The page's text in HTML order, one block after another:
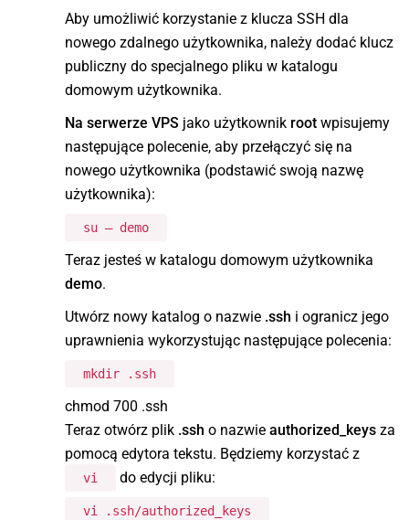
Aby umożliwić korzystanie z klucza SSH dla
nowego zdalnego użytkownika, należy dodać klucz
publiczny do specjalnego pliku w katalogu
domowym użytkownika.
Na serwerze VPS jako użytkownik root wpisujemy
następujące polecenie, aby przełączyć się na
nowego użytkownika (podstawić swoją nazwę
użytkownika):
su – demo
Teraz jesteś w katalogu domowym użytkownika
demo.
Utwórz nowy katalog o nazwie .ssh i ogranicz jego
uprawnienia wykorzystując następujące polecenia:
mkdir .ssh
chmod 700 .ssh
Teraz otwórz plik .ssh o nazwie authorized_keys za
pomocą edytora tekstu. Będziemy korzystać z
vi do edycji pliku:
vi .ssh/authorized_keys